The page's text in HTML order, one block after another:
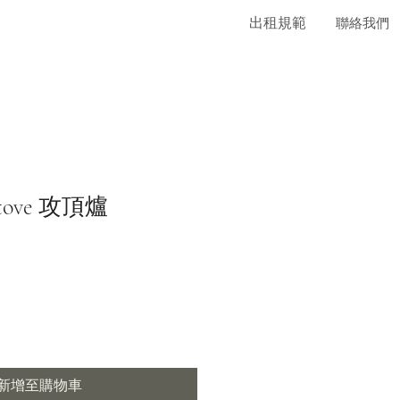
出租規範 聯絡我們
攻頂爐
增至購物車